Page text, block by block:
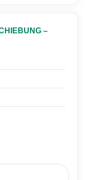
–